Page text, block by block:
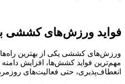
فواید ورزش‌های کششی
ورزش‌های کششی یکی از بهترین راه‌ها
مهم‌ترین فواید کشش‌ها، افزایش
انعطاف‌پذیری، حتی فعالیت‌های